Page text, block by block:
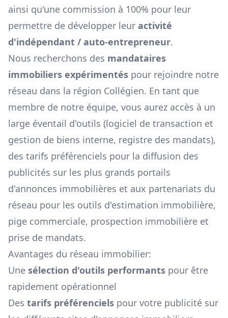
ainsi qu'une commission à 100% pour leur
permettre de développer leur activité
d'indépendant / auto-entrepreneur.
Nous recherchons des mandataires
immobiliers expérimentés pour rejoindre notre
réseau dans la région Collégien. En tant que
membre de notre équipe, vous aurez accès à un
large éventail d'outils (logiciel de transaction et
gestion de biens interne, registre des mandats),
des tarifs préférenciels pour la diffusion des
publicités sur les plus grands portails
d'annonces immobilières et aux partenariats du
réseau pour les outils d'estimation immobilière,
pige commerciale, prospection immobilière et
prise de mandats.
Avantages du réseau immobilier:
Une sélection d'outils performants pour être
rapidement opérationnel
Des tarifs préférenciels pour votre publicité sur